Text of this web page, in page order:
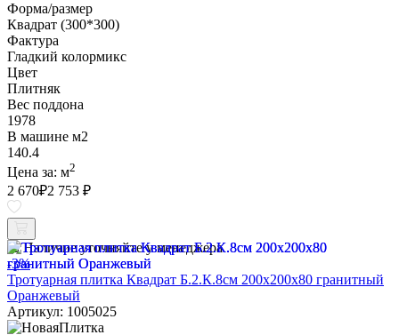
Форма/размер
Квадрат (300*300)
Фактура
Гладкий колормикс
Цвет
Плитняк
Вес поддона
1978
В машине м2
140.4
Цена за: м2
2 670₽2 753 ₽
Наличие уточняйте у менеджера
-3%
Тротуарная плитка Квадрат Б.2.К.8см 200х200х80 гранитный
Оранжевый
Артикул: 1005025